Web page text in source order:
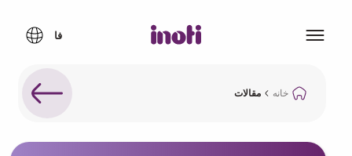
خانه مقالات